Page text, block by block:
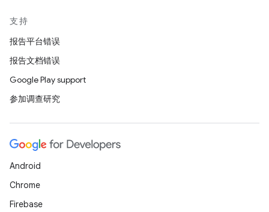
支持
报告平台错误
报告文档错误
Google Play support
参加调查研究
Android
Chrome
Firebase